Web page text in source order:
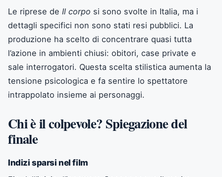
Le riprese de Il corpo si sono svolte in Italia, ma i
dettagli specifici non sono stati resi pubblici. La
produzione ha scelto di concentrare quasi tutta
l’azione in ambienti chiusi: obitori, case private e
sale interrogatori. Questa scelta stilistica aumenta la
tensione psicologica e fa sentire lo spettatore
intrappolato insieme ai personaggi.
Chi è il colpevole? Spiegazione del
finale
Indizi sparsi nel film